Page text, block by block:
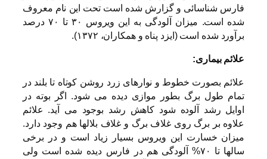
فارس شناسائی و گزارش شده است تحت این نام معروف
شده است. میزان آلودگی به این ویروس ۳۰ تا ۷۰ درصد
برآورد شده است (ایزد پناه و همکاران، ۱۳۷۲).
علائم بیماری:
علائم بصورت خطوط و نوارهای زرد روشن کوتاه تا بلند در
تمام طول برگ بطور موازی دیده می شود. اگر بوته در
اوایل رشد آلوده شود کاهش رشد بوجود می آید. علائم
علاوه بر برگ روی غلاف برگ و غلاف بلالها هم وجود دارد.
میزان خسارت این ویروس بسیار زیاد است و در برخی
سالها تا ۷۰% آلودگی هم در فارس دیده شده است ولی